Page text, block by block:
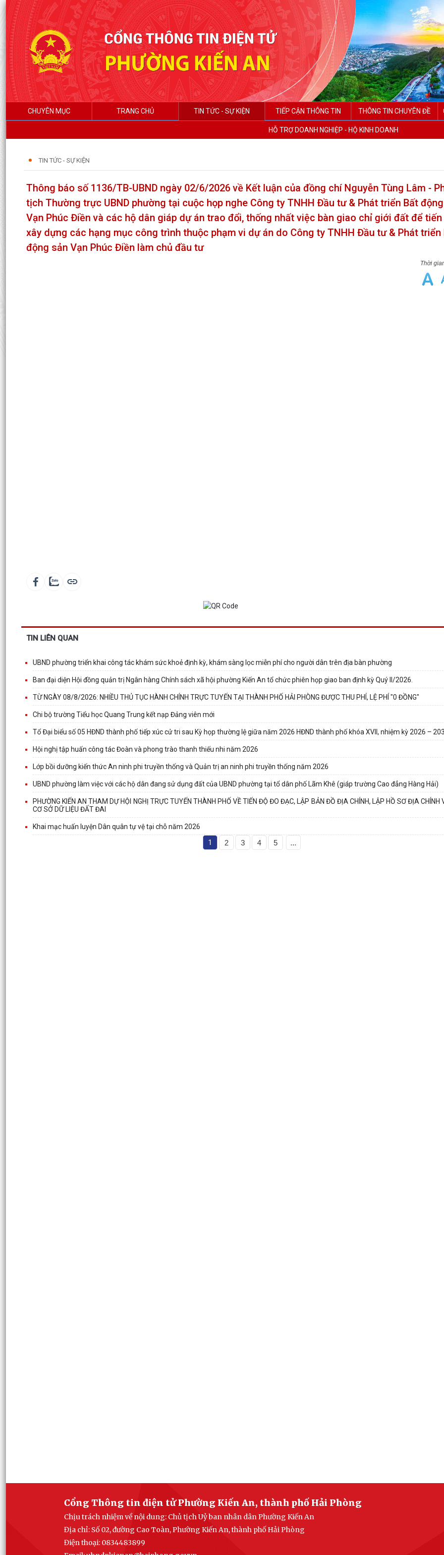
CHUYÊN MỤC TRANG CHỦ TIN TỨC - SỰ KIỆN TIẾP CẬN THÔNG TIN THÔNG TIN CHUYÊN ĐỀ
HỖ TRỢ DOANH NGHIỆP - HỘ KINH DOANH
TIN TỨC - SỰ KIỆN
Thông báo số 1136/TB-UBND ngày 02/6/2026 về Kết luận của đồng chí Nguyễn Tùng Lâm -
tịch Thường trực UBND phường tại cuộc họp nghe Công ty TNHH Đầu tư & Phát triển Bất
Vạn Phúc Điền và các hộ dân giáp dự án trao đổi, thống nhất việc bàn giao chỉ giới đất để tiến
xây dựng các hạng mục công trình thuộc phạm vi dự án do Công ty TNHH Đầu tư & Phát triển
động sản Vạn Phúc Điền làm chủ đầu tư
TIN LIÊN QUAN
UBND phường triển khai công tác khám sức khoẻ định kỳ, khám sàng lọc miễn phí cho người dân trên địa bàn phường
Ban đại diện Hội đồng quản trị Ngân hàng Chính sách xã hội phường Kiến An tổ chức phiên họp giao ban định kỳ Quý II/2026.
TỪ NGÀY 08/8/2026: NHIỀU THỦ TỤC HÀNH CHÍNH TRỰC TUYẾN TẠI THÀNH PHỐ HẢI PHÒNG ĐƯỢC THU PHÍ, LỆ PHÍ "0 ĐỒNG"
Chi bộ trường Tiểu học Quang Trung kết nạp Đảng viên mới
Tổ Đại biểu số 05 HĐND thành phố tiếp xúc cử tri sau Kỳ họp thường lệ giữa năm 2026 HĐND thành phố khóa XVII, nhiệm kỳ 2026 –
Hội nghị tập huấn công tác Đoàn và phong trào thanh thiếu nhi năm 2026
Lớp bồi dưỡng kiến thức An ninh phi truyền thống và Quản trị an ninh phi truyền thống năm 2026
UBND phường làm việc với các hộ dân đang sử dụng đất của UBND phường tại tổ dân phố Lãm Khê (giáp trường Cao đẳng Hàng Hải)
PHƯỜNG KIẾN AN THAM DỰ HỘI NGHỊ TRỰC TUYẾN THÀNH PHỐ VỀ TIẾN ĐỘ ĐO ĐẠC, LẬP BẢN ĐỒ ĐỊA CHÍNH, LẬP HỒ SƠ ĐỊA CHÍNH
CƠ SỞ DỮ LIỆU ĐẤT ĐAI
Khai mạc huấn luyện Dân quân tự vệ tại chỗ năm 2026
1 2 3 4 5 ...
Cổng Thông tin điện tử Phường Kiến An, thành phố Hải Phòng
Chịu trách nhiệm về nội dung: Chủ tịch Uỷ ban nhân dân Phường Kiến An
Địa chỉ: Số 02, đường Cao Toàn, Phường Kiến An, thành phố Hải Phòng
Điện thoại: 0834483899